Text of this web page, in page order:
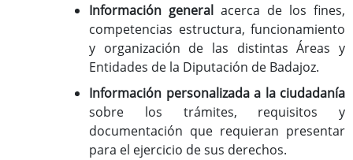
Información general acerca de los fines,
competencias estructura, funcionamiento
y organización de las distintas Áreas y
Entidades de la Diputación de Badajoz.
Información personalizada a la ciudadanía
sobre los trámites, requisitos y
documentación que requieran presentar
para el ejercicio de sus derechos.